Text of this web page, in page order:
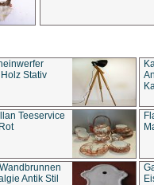
Stativ
Teeservice
Antik Stil